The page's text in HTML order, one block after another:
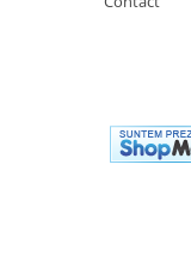
Centre de joaca